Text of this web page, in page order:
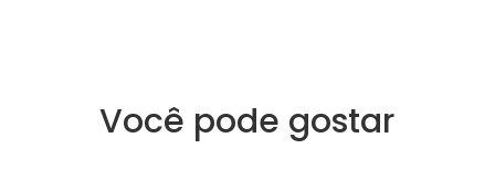
Você pode gostar